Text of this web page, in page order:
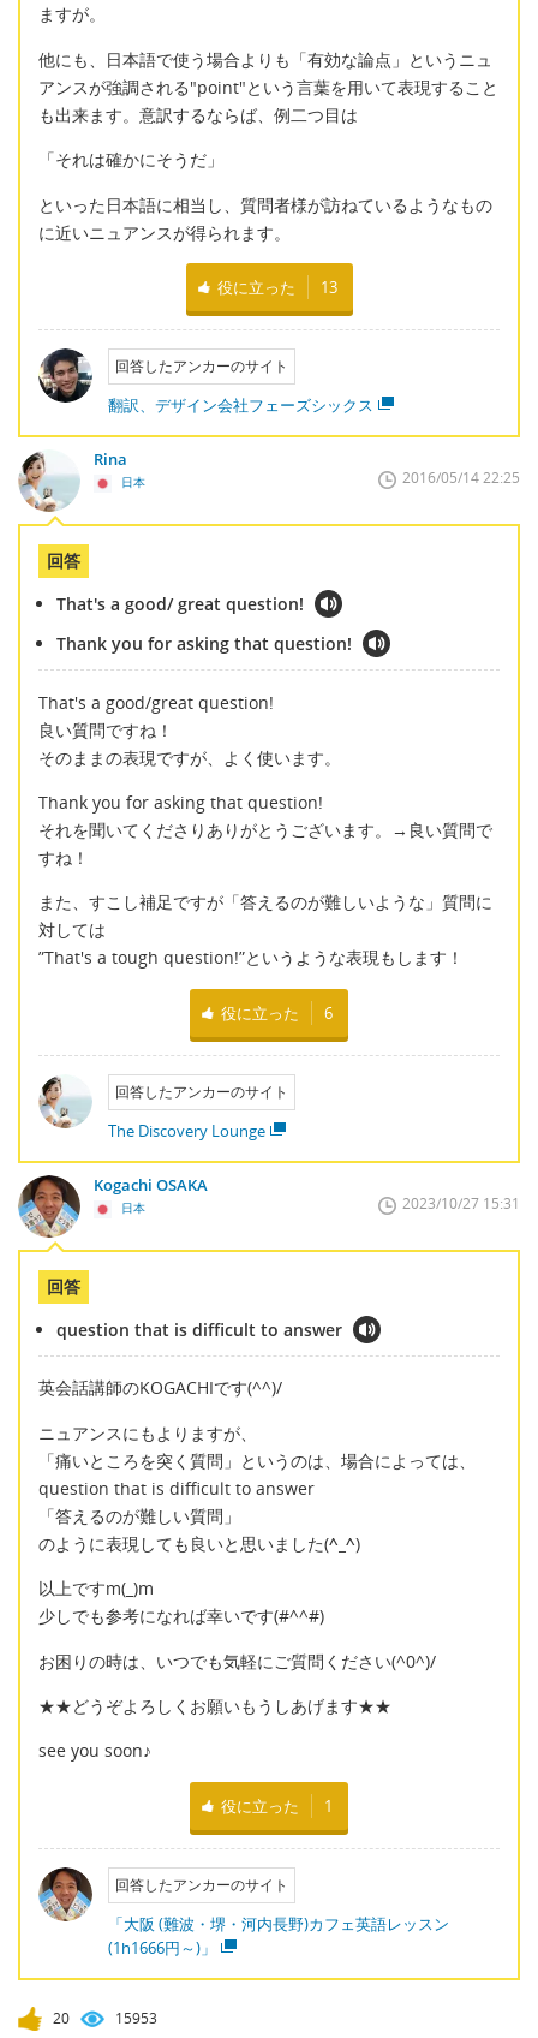
ますが。
他にも、日本語で使う場合よりも「有効な論点」というニュ
アンスが強調される"point"という言葉を用いて表現すること
も出来ます。意訳するならば、例二つ目は
「それは確かにそうだ」
といった日本語に相当し、質問者様が訪ねているようなもの
に近いニュアンスが得られます。
役に立った 13
回答したアンカーのサイト
翻訳、デザイン会社フェーズシックス
Rina
日本 2016/05/14 22:25
回答
That's a good/ great question!
Thank you for asking that question!
That's a good/great question!
良い質問ですね！
そのままの表現ですが、よく使います。
Thank you for asking that question!
それを聞いてくださりありがとうございます。→良い質問で
すね！
また、すこし補足ですが「答えるのが難しいような」質問に
対しては
”That's a tough question!”というような表現もします！
役に立った 6
回答したアンカーのサイト
The Discovery Lounge
Kogachi OSAKA
日本 2023/10/27 15:31
回答
question that is difficult to answer
英会話講師のKOGACHIです(^^)/
ニュアンスにもよりますが、
「痛いところを突く質問」というのは、場合によっては、
question that is difficult to answer
「答えるのが難しい質問」
のように表現しても良いと思いました(^_^)
以上ですm(_)m
少しでも参考になれば幸いです(#^^#)
お困りの時は、いつでも気軽にご質問ください(^0^)/
★★どうぞよろしくお願いもうしあげます★★
see you soon♪
役に立った 1
回答したアンカーのサイト
「大阪 (難波・堺・河内長野)カフェ英語レッスン
(1h1666円～)」
20 15953